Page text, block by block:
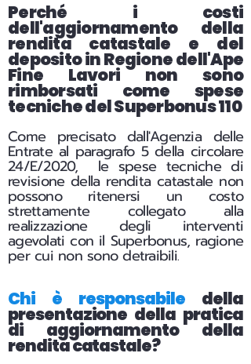
Perché i costi
dell'aggiornamento della
rendita catastale e del
deposito in Regione dell'Ape
Fine Lavori non sono
rimborsati come spese
tecniche del Superbonus 110
Come precisato dall'Agenzia delle
Entrate al paragrafo 5 della circolare
24/E/2020, le spese tecniche di
revisione della rendita catastale non
possono ritenersi un costo
strettamente collegato alla
realizzazione degli interventi
agevolati con il Superbonus, ragione
per cui non sono detraibili.
Chi è responsabiledella
presentazione della pratica
di aggiornamento della
rendita catastale?